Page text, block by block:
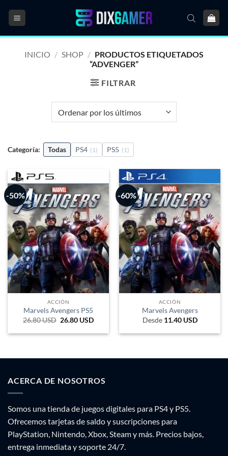
INICIO / SHOP / PRODUCTOS ETIQUETADOS
“ADVENGER”
FILTRAR
Categoría: Todas PS4 (1) PS5 (1)
-50%
ACCIÓN
Marvels Avengers PS5
26.80USD El
original
26.80 USD
actual
-60%
ACCIÓN
Marvels Avengers
Desde 11.40 USD
ACERCA DE NOSOTROS
Somos una tienda de juegos digitales para PS4 y PS5.
Ofrecemos tarjetas de saldo y suscripciones para
PlayStation, Nintendo, Xbox, Steam y más. Precios bajos,
entrega inmediata y soporte 24/7.